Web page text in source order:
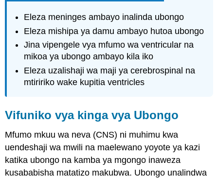
Eleza meninges ambayo inalinda ubongo
Eleza mishipa ya damu ambayo hutoa ubongo
Jina vipengele vya mfumo wa ventricular na
mikoa ya ubongo ambayo kila iko
Eleza uzalishaji wa maji ya cerebrospinal na
mtiririko wake kupitia ventricles
Vifuniko vya kinga vya Ubongo
Mfumo mkuu wa neva (CNS) ni muhimu kwa
uendeshaji wa mwili na maelewano yoyote ya kazi
katika ubongo na kamba ya mgongo inaweza
kusababisha matatizo makubwa. Ubongo unalindwa